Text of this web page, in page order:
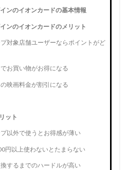
ンのイオンカードの基本情報
ンのイオンカードのメリット
対象店舗ユーザーならポイントがど
お買い物がお得になる
映画料金が割引になる
ット
以外で使うとお得感が薄い
円以上使わないとたまらない
するまでのハードルが高い